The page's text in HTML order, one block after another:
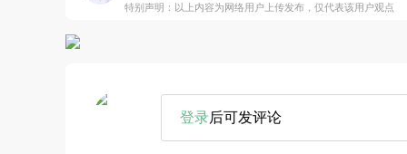
特别声明：以上内容为网络用户上传发布，仅代表该用户观点
登录后可发评论